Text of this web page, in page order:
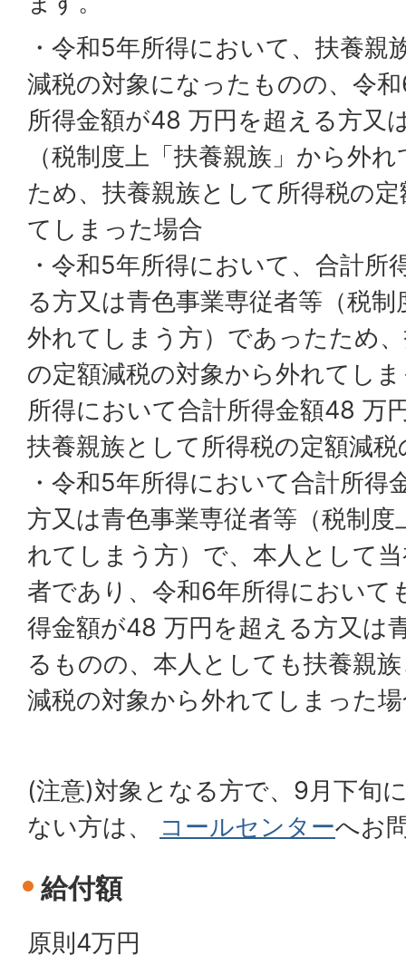
・令和5年所得において、扶養親
減税の対象になったものの、令
所得金額が48 万円を超える方又
（税制度上「扶養親族」から外
ため、扶養親族として所得税の
てしまった場合
・令和5年所得において、合計
る方又は青色事業専従者等（税
外れてしまう方）であったため
の定額減税の対象から外れてし
所得において合計所得金額48 万
扶養親族として所得税の定額減
・令和5年所得において合計所
方又は青色事業専従者等（税制
れてしまう方）で、本人として
者であり、令和6年所得において
得金額が48 万円を超える方又は
るものの、本人としても扶養親
減税の対象から外れてしまった
(注意)対象となる方で、9月下旬
ない方は、
コールセンターへお
給付額
原則4万円